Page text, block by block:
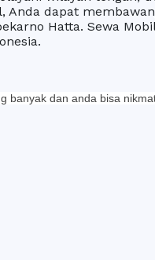
dapat
Hatta. Sewa
banyak dan anda bisa